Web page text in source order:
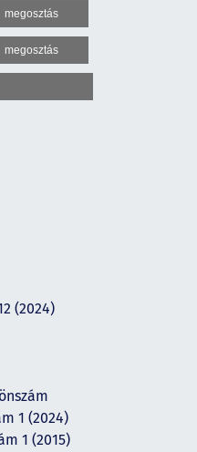
megosztás
megosztás
(2024)
1 (2024)
1 (2015)